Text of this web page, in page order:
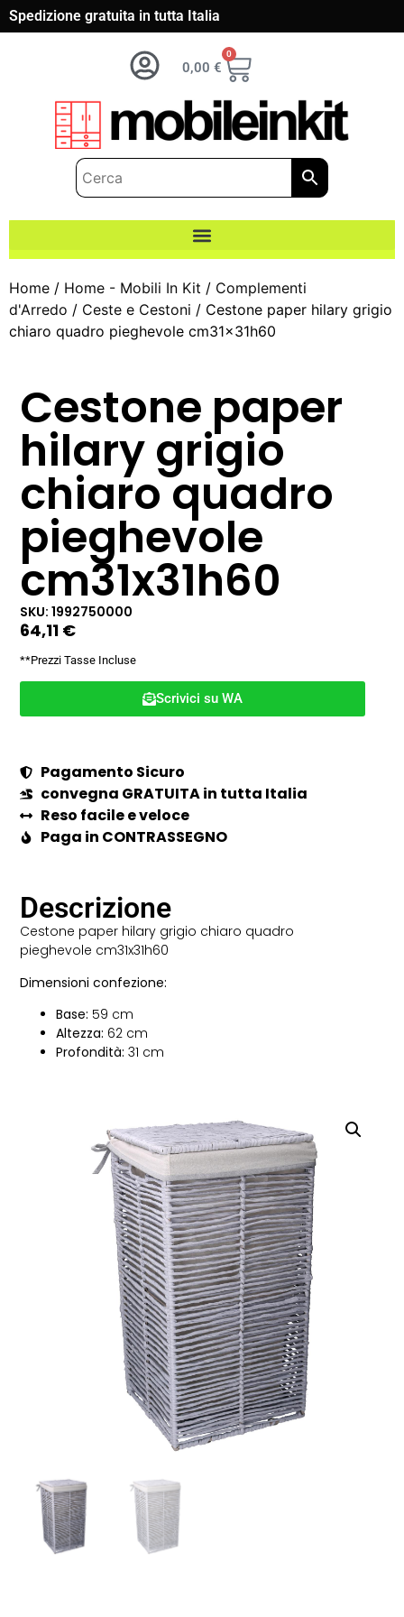
Spedizione gratuita in tutta Italia
0,00 €
0
Home / Home - Mobili In Kit / Complementi
d'Arredo / Ceste e Cestoni / Cestone paper hilary grigio
chiaro quadro pieghevole cm31x31h60
Cestone paper
hilary grigio
chiaro quadro
pieghevole
cm31x31h60
SKU: 1992750000
64,11 €
**Prezzi Tasse Incluse
Scrivici su WA
Pagamento Sicuro
convegna GRATUITA in tutta Italia
Reso facile e veloce
Paga in CONTRASSEGNO
Descrizione
Cestone paper hilary grigio chiaro quadro
pieghevole cm31x31h60
Dimensioni confezione:
Base: 59 cm
Altezza: 62 cm
Profondità: 31 cm